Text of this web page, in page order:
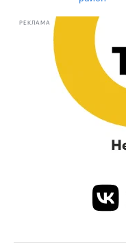
РЕКЛАМА